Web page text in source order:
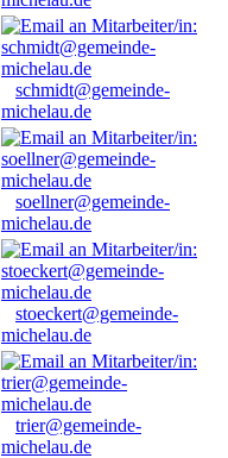
schmidt@gemeinde-
michelau.de
soellner@gemeinde-
michelau.de
stoeckert@gemeinde-
michelau.de
trier@gemeinde-
michelau.de